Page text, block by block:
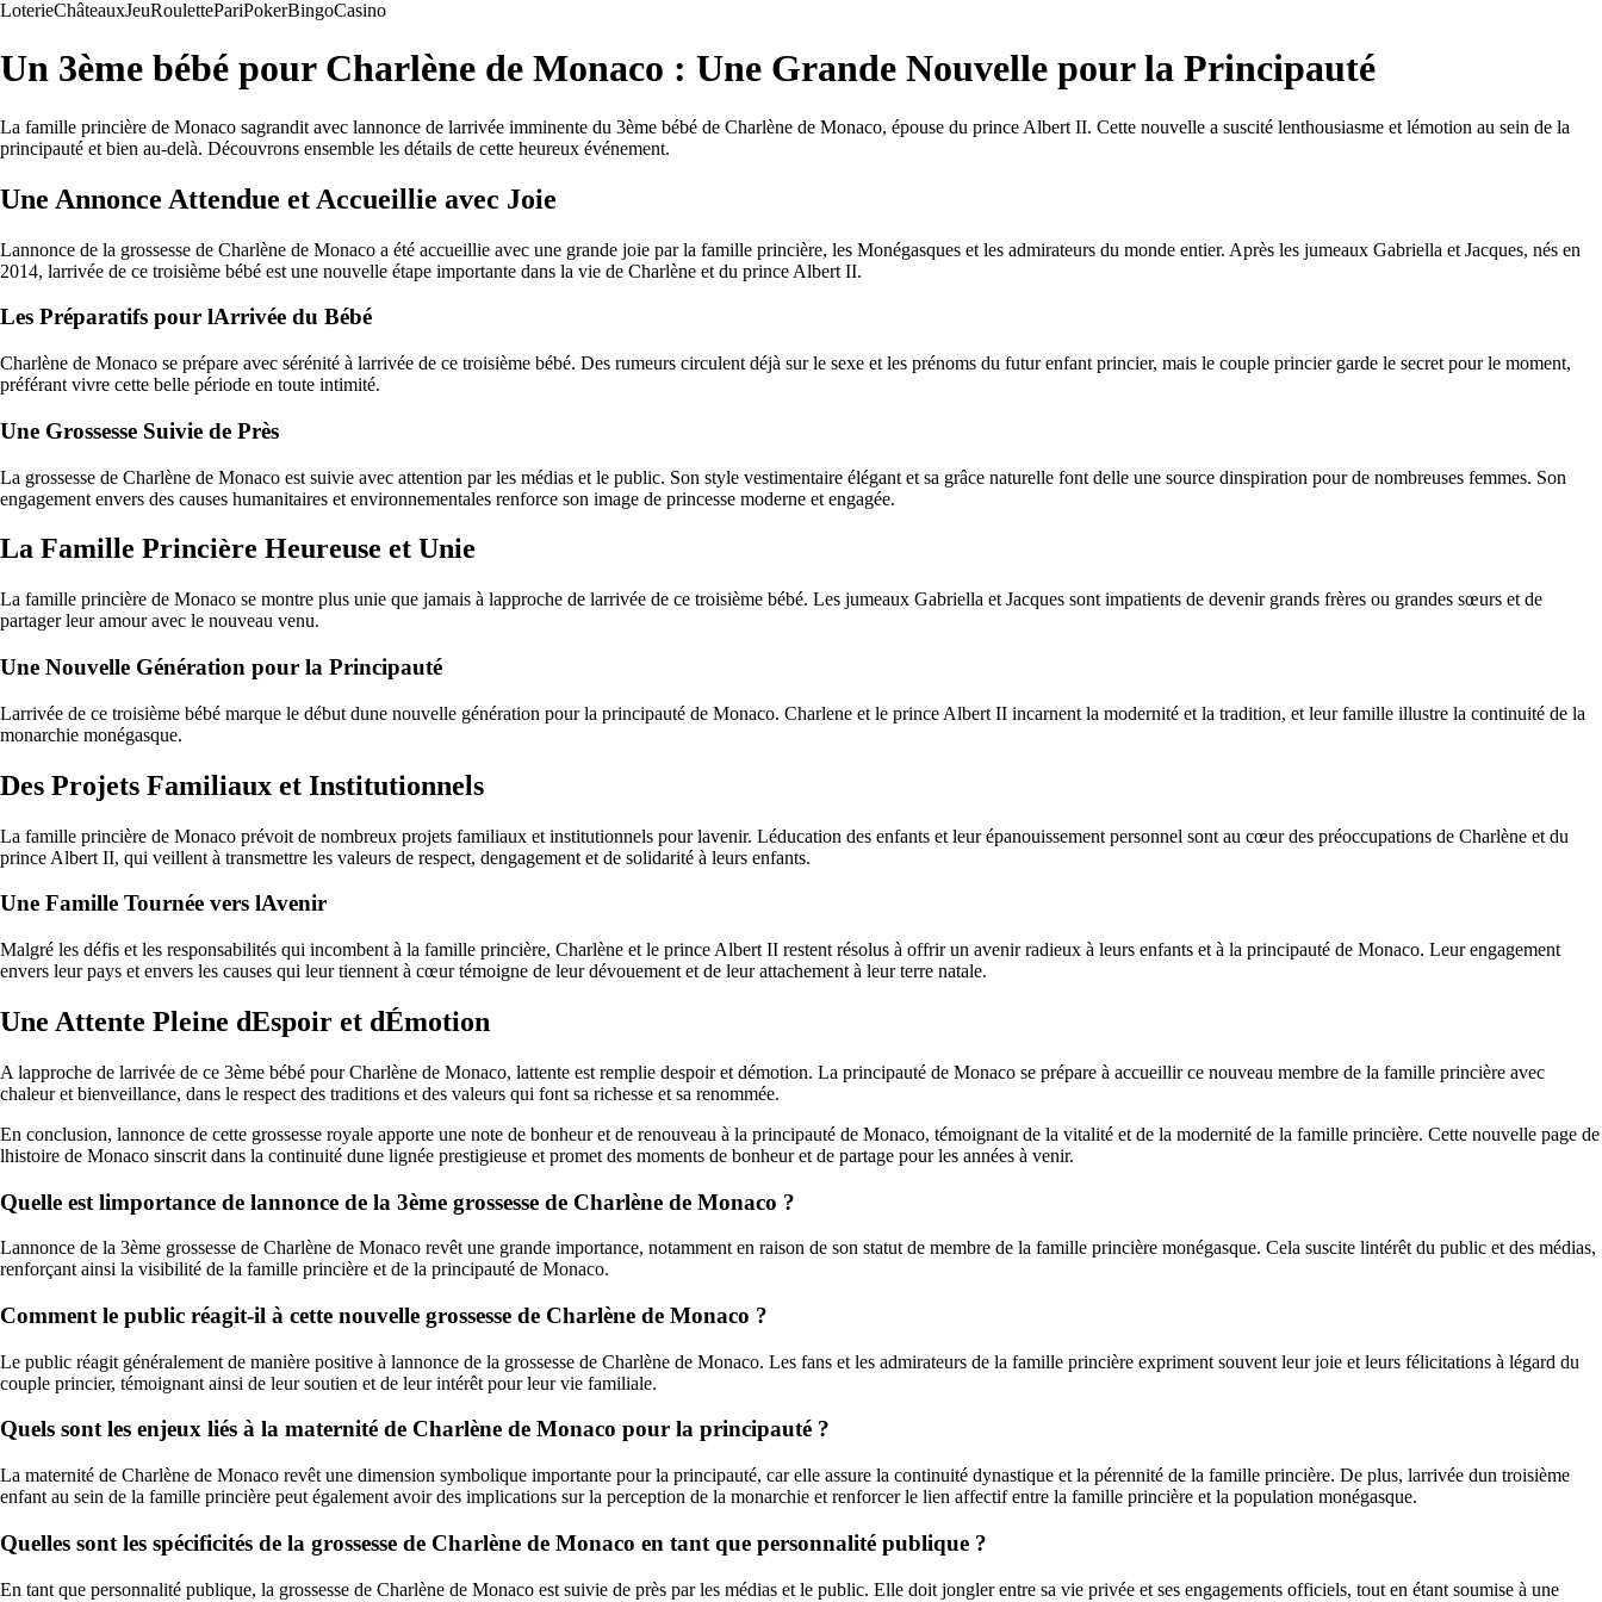
LoterieChâteauxJeuRoulettePariPokerBingoCasino
Un 3ème bébé pour Charlène de Monaco : Une Grande Nouvelle pour la Principauté
La famille princière de Monaco sagrandit avec lannonce de larrivée imminente du 3ème bébé de Charlène de Monaco, épouse du prince Albert II. Cette nouvelle a suscité lenthousiasme et lémotion au sein de la
principauté et bien au-delà. Découvrons ensemble les détails de cette heureux événement.
Une Annonce Attendue et Accueillie avec Joie
Lannonce de la grossesse de Charlène de Monaco a été accueillie avec une grande joie par la famille princière, les Monégasques et les admirateurs du monde entier. Après les jumeaux Gabriella et Jacques, nés en
2014, larrivée de ce troisième bébé est une nouvelle étape importante dans la vie de Charlène et du prince Albert II.
Les Préparatifs pour lArrivée du Bébé
Charlène de Monaco se prépare avec sérénité à larrivée de ce troisième bébé. Des rumeurs circulent déjà sur le sexe et les prénoms du futur enfant princier, mais le couple princier garde le secret pour le moment,
préférant vivre cette belle période en toute intimité.
Une Grossesse Suivie de Près
La grossesse de Charlène de Monaco est suivie avec attention par les médias et le public. Son style vestimentaire élégant et sa grâce naturelle font delle une source dinspiration pour de nombreuses femmes. Son
engagement envers des causes humanitaires et environnementales renforce son image de princesse moderne et engagée.
La Famille Princière Heureuse et Unie
La famille princière de Monaco se montre plus unie que jamais à lapproche de larrivée de ce troisième bébé. Les jumeaux Gabriella et Jacques sont impatients de devenir grands frères ou grandes sœurs et de
partager leur amour avec le nouveau venu.
Une Nouvelle Génération pour la Principauté
Larrivée de ce troisième bébé marque le début dune nouvelle génération pour la principauté de Monaco. Charlene et le prince Albert II incarnent la modernité et la tradition, et leur famille illustre la continuité de la
monarchie monégasque.
Des Projets Familiaux et Institutionnels
La famille princière de Monaco prévoit de nombreux projets familiaux et institutionnels pour lavenir. Léducation des enfants et leur épanouissement personnel sont au cœur des préoccupations de Charlène et du
prince Albert II, qui veillent à transmettre les valeurs de respect, dengagement et de solidarité à leurs enfants.
Une Famille Tournée vers lAvenir
Malgré les défis et les responsabilités qui incombent à la famille princière, Charlène et le prince Albert II restent résolus à offrir un avenir radieux à leurs enfants et à la principauté de Monaco. Leur engagement
envers leur pays et envers les causes qui leur tiennent à cœur témoigne de leur dévouement et de leur attachement à leur terre natale.
Une Attente Pleine dEspoir et dÉmotion
A lapproche de larrivée de ce 3ème bébé pour Charlène de Monaco, lattente est remplie despoir et démotion. La principauté de Monaco se prépare à accueillir ce nouveau membre de la famille princière avec
chaleur et bienveillance, dans le respect des traditions et des valeurs qui font sa richesse et sa renommée.
En conclusion, lannonce de cette grossesse royale apporte une note de bonheur et de renouveau à la principauté de Monaco, témoignant de la vitalité et de la modernité de la famille princière. Cette nouvelle page de
lhistoire de Monaco sinscrit dans la continuité dune lignée prestigieuse et promet des moments de bonheur et de partage pour les années à venir.
Quelle est limportance de lannonce de la 3ème grossesse de Charlène de Monaco ?
Lannonce de la 3ème grossesse de Charlène de Monaco revêt une grande importance, notamment en raison de son statut de membre de la famille princière monégasque. Cela suscite lintérêt du public et des médias,
renforçant ainsi la visibilité de la famille princière et de la principauté de Monaco.
Comment le public réagit-il à cette nouvelle grossesse de Charlène de Monaco ?
Le public réagit généralement de manière positive à lannonce de la grossesse de Charlène de Monaco. Les fans et les admirateurs de la famille princière expriment souvent leur joie et leurs félicitations à légard du
couple princier, témoignant ainsi de leur soutien et de leur intérêt pour leur vie familiale.
Quels sont les enjeux liés à la maternité de Charlène de Monaco pour la principauté ?
La maternité de Charlène de Monaco revêt une dimension symbolique importante pour la principauté, car elle assure la continuité dynastique et la pérennité de la famille princière. De plus, larrivée dun troisième
enfant au sein de la famille princière peut également avoir des implications sur la perception de la monarchie et renforcer le lien affectif entre la famille princière et la population monégasque.
Quelles sont les spécificités de la grossesse de Charlène de Monaco en tant que personnalité publique ?
En tant que personnalité publique, la grossesse de Charlène de Monaco est suivie de près par les médias et le public. Elle doit jongler entre sa vie privée et ses engagements officiels, tout en étant soumise à une